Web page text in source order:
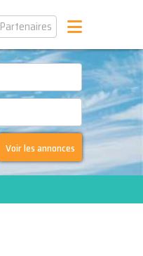
Partenaires
Voir les annonces